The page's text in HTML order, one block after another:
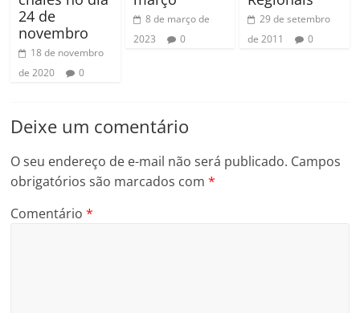
24 de
novembro
18 de novembro
de 2020
0
8 de março de
2023
0
29 de setembro
de 2011
0
Deixe um comentário
O seu endereço de e-mail não será publicado. Campos
obrigatórios são marcados com*
Comentário*